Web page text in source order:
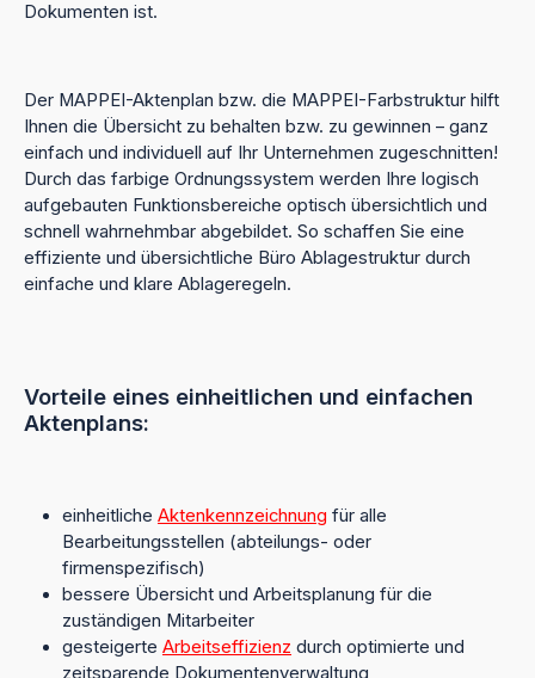
Dokumenten ist.
Der MAPPEI-Aktenplan bzw. die MAPPEI-Farbstruktur hilft
Ihnen die Übersicht zu behalten bzw. zu gewinnen – ganz
einfach und individuell auf Ihr Unternehmen zugeschnitten!
Durch das farbige Ordnungssystem werden Ihre logisch
aufgebauten Funktionsbereiche optisch übersichtlich und
schnell wahrnehmbar abgebildet. So schaffen Sie eine
effiziente und übersichtliche Büro Ablagestruktur durch
einfache und klare Ablageregeln.
Vorteile eines einheitlichen und einfachen
Aktenplans:
einheitliche Aktenkennzeichnung für alle
Bearbeitungsstellen (abteilungs- oder
firmenspezifisch)
bessere Übersicht und Arbeitsplanung für die
zuständigen Mitarbeiter
gesteigerte Arbeitseffizienz durch optimierte und
zeitsparende Dokumentenverwaltung